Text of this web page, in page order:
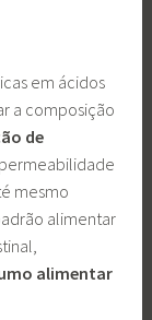
em ácidos
a composição
de
mesmo
alimentar
alimentar